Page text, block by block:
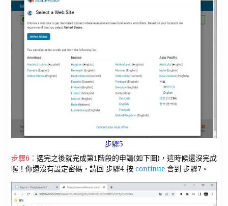
步驟5
步驟6： 選完之後就完成第1階段的申請(如下圖)，這時候還沒完成
喔！你還沒有設定密碼，請回 步驟4 按 continue 會到 步驟7。